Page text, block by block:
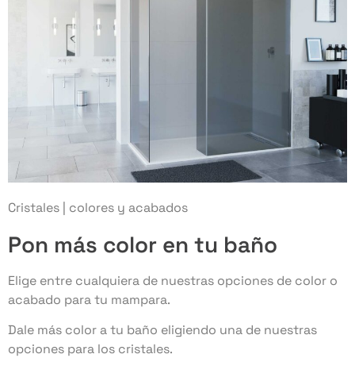
Cristales | colores y acabados
Pon más color en tu baño
Elige entre cualquiera de nuestras opciones de color o
acabado para tu mampara.
Dale más color a tu baño eligiendo una de nuestras
opciones para los cristales.